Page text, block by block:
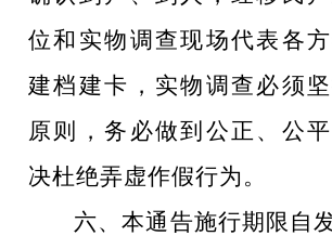
位和实物调查现场代表各
建档建卡，实物调查必须
原则，务必做到公正、公
决杜绝弄虚作假行为。
六、本通告施行期限自